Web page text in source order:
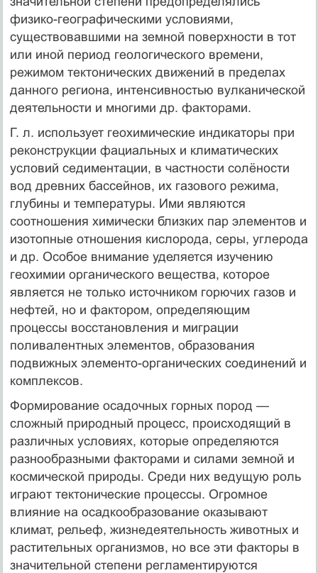
физико-географическими условиями,
существовавшими на земной поверхности в тот
или иной период геологического времени,
режимом тектонических движений в пределах
данного региона, интенсивностью вулканической
деятельности и многими др. факторами.
Г. л. использует геохимические индикаторы при
реконструкции фациальных и климатических
условий седиментации, в частности солёности
вод древних бассейнов, их газового режима,
глубины и температуры. Ими являются
соотношения химически близких пар элементов и
изотопные отношения кислорода, серы, углерода
и др. Особое внимание уделяется изучению
геохимии органического вещества, которое
является не только источником горючих газов и
нефтей, но и фактором, определяющим
процессы восстановления и миграции
поливалентных элементов, образования
подвижных элементо-органических соединений и
комплексов.
Формирование осадочных горных пород —
сложный природный процесс, происходящий в
различных условиях, которые определяются
разнообразными факторами и силами земной и
космической природы. Среди них ведущую роль
играют тектонические процессы. Огромное
влияние на осадкообразование оказывают
климат, рельеф, жизнедеятельность животных и
растительных организмов, но все эти факторы в
значительной степени регламентируются